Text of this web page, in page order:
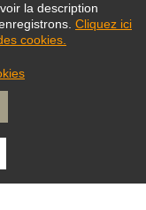
la description
Cliquez ici
cookies.